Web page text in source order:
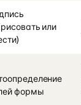
или
формы